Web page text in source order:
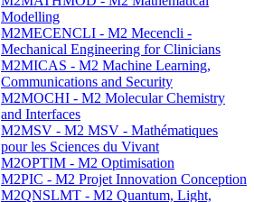
Modelling
M2MECENCLI - M2 Mecencli -
Mechanical Engineering for Clinicians
M2MICAS - M2 Machine Learning,
Communications and Security
M2MOCHI - M2 Molecular Chemistry
and Interfaces
M2MSV - M2 MSV - Mathématiques
pour les Sciences du Vivant
M2OPTIM - M2 Optimisation
M2PIC - M2 Projet Innovation Conception
M2QNSLMT - M2 Quantum, Light,